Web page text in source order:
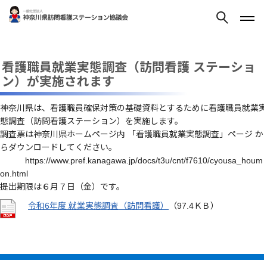
看護職員就業実態調査（訪問看護 ステーショ
ン）が実施されます
神奈川県は、看護職員確保対策の基礎資料とするために看護職員就業実
態調査（訪問看護ステーション）を実施します。
調査票は神奈川県ホームページ内 「看護職員就業実態調査」ページ か
らダウンロードしてください。
https://www.pref.kanagawa.jp/docs/t3u/cnt/f7610/cyousa_houm
on.html
提出期限は６月７日（金）です。
令和6年度 就業実態調査（訪問看護）
（97.4ＫＢ）